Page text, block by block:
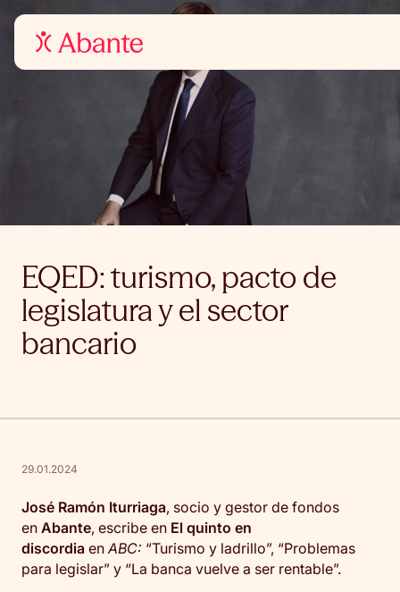
EQED: turismo, pacto de
legislatura y el sector
bancario
29.01.2024
José Ramón Iturriaga, socio y gestor de fondos
en Abante, escribe en El quinto en
discordia en ABC: “Turismo y ladrillo”, “Problemas
para legislar” y “La banca vuelve a ser rentable”.